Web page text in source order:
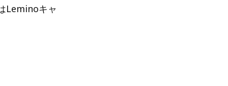
Leminoキャ